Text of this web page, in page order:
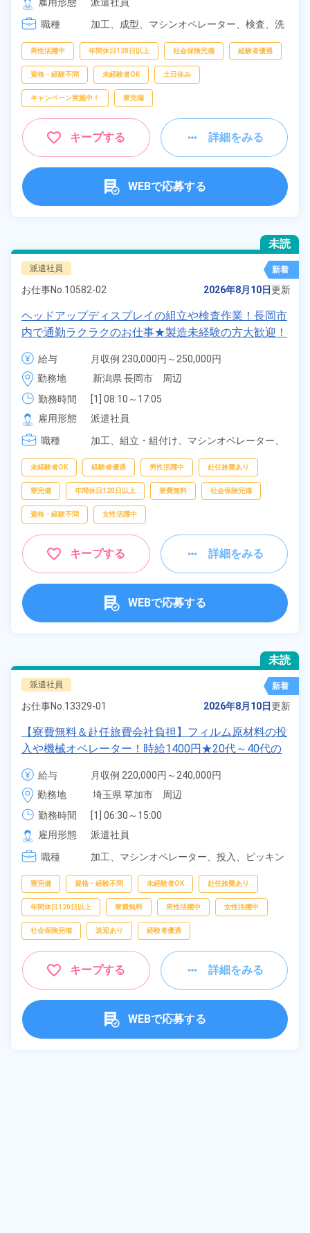
[3] 07:00～16:00
[4] 14:00～23:00
職種
加工、 成型、 マシンオペレーター、 検査、 洗
男性活躍中 年間休日120日以上 社会保険完備 経験者優遇
資格・経験不問 未経験者OK 土日休み
キャンペーン実施中！ 寮完備
キープする 詳細をみる
WEBで応募する
未読
派遣社員 新着
お仕事No. 10582-02 2026年8月10日更新
ヘッドアップディスプレイの組立や検査作業！長岡市
内で通勤ラクラクのお仕事★製造未経験の方大歓迎！
重量物の取り扱い無し！マイカー通勤OK！寮費無料
で初期費用無！赴任旅費会社負担◎社会保険完備！
《新潟県長岡市》
給与
月収例 230,000円～250,000円
時給 1,450円～1,450円
勤務地
新潟県 長岡市　周辺
勤務時間
[1] 08:10～17:05
[2] 17:05～02:00
[3] 07:20～15:40
[4] 15:20～23:40
雇用形態
派遣社員
職種
加工、 組立・組付け、 マシンオペレーター、
未経験者OK 経験者優遇 男性活躍中 赴任旅費あり
寮完備 年間休日120日以上 寮費無料 社会保険完備
資格・経験不問 女性活躍中
キープする 詳細をみる
WEBで応募する
未読
派遣社員 新着
お仕事No. 13329-01 2026年8月10日更新
【寮費無料＆赴任旅費会社負担】フィルム原材料の投
入や機械オペレーター！時給1400円★20代～40代の
男女活躍中★社員食堂あり！日払いあり！残業少な
め！作業着無償貸与◎《埼玉県草加市》
給与
月収例 220,000円～240,000円
時給 1,400円～1,400円
勤務地
埼玉県 草加市　周辺
勤務時間
[1] 06:30～15:00
[2] 08:30～17:00
[3] 14:30～23:00
[4] 22:30～07:00
雇用形態
派遣社員
職種
加工、 マシンオペレーター、 投入、
ピッキン
寮完備 資格・経験不問 未経験者OK 赴任旅費あり
年間休日120日以上 寮費無料 男性活躍中 女性活躍中
社会保険完備 送迎あり 経験者優遇
キープする 詳細をみる
WEBで応募する